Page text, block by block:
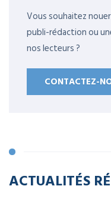
Vous souhaitez
publi-rédaction ou
nos lecteurs ?
CONTACTEZ-
ACTUALITÉS